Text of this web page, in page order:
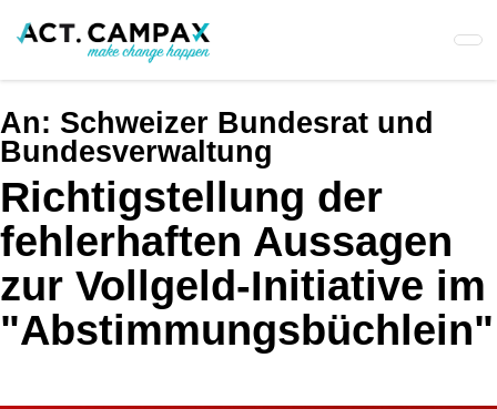
An: Schweizer Bundesrat und
Bundesverwaltung
Richtigstellung der
fehlerhaften Aussagen
zur Vollgeld-Initiative im
"Abstimmungsbüchlein"